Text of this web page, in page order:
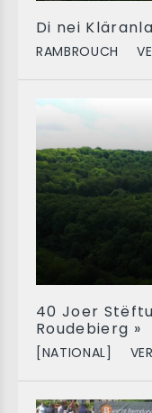
Di nei
RAMBROUCH
40 Joer
Roudebierg »
[NATIONAL]